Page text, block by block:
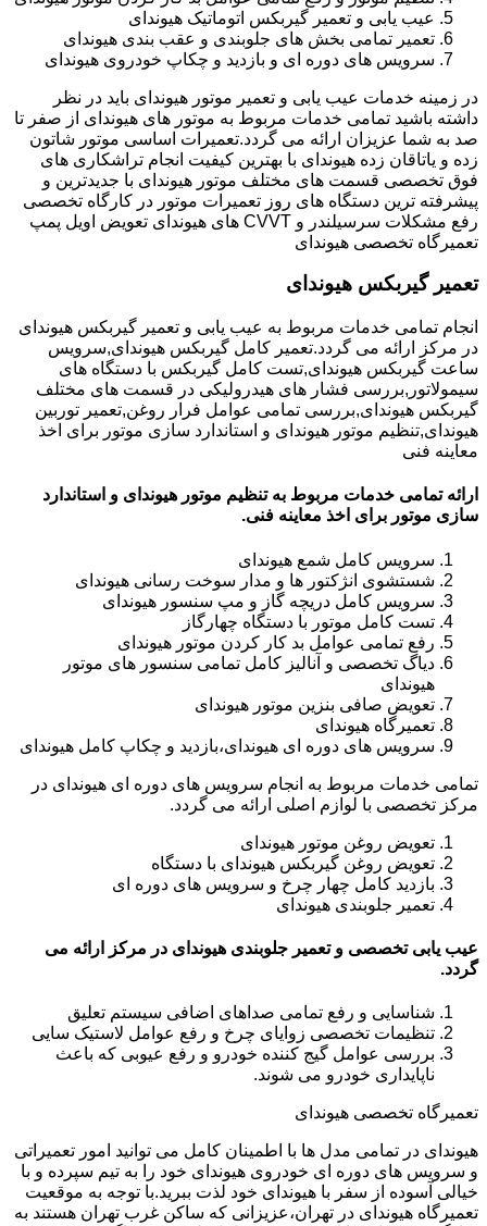
عیب یابی و تعمیر گیربکس اتوماتیک هیوندای
تعمیر تمامی بخش های جلوبندی و عقب بندی هیوندای
سرویس های دوره ای و بازدید و چکاپ خودروی هیوندای
در زمینه خدمات عیب یابی و تعمیر موتور هیوندای باید در نظر
داشته باشید تمامی خدمات مربوط به موتور های هیوندای از صفر تا
صد به شما عزیزان ارائه می گردد.تعمیرات اساسی موتور شاتون
زده و یاتاقان زده هیوندای با بهترین کیفیت انجام تراشکاری های
فوق تخصصی قسمت های مختلف موتور هیوندای با جدیدترین و
پیشرفته ترین دستگاه های روز تعمیرات موتور در کارگاه تخصصی
رفع مشکلات سرسیلندر و CVVT های هیوندای تعویض اویل پمپ
تعمیرگاه تخصصی هیوندای
تعمیر گیربکس هیوندای
انجام تمامی خدمات مربوط به عیب یابی و تعمیر گیربکس هیوندای
در مرکز ارائه می گردد.تعمیر کامل گیربکس هیوندای,سرویس
ساعت گیربکس هیوندای,تست کامل گیربکس با دستگاه های
سیمولاتور,بررسی فشار های هیدرولیکی در قسمت های مختلف
گیربکس هیوندای,بررسی تمامی عوامل فرار روغن,تعمیر توربین
هیوندای,تنظیم موتور هیوندای و استاندارد سازی موتور برای اخذ
معاینه فنی
ارائه تمامی خدمات مربوط به تنظیم موتور هیوندای و استاندارد
سازی موتور برای اخذ معاینه فنی.
سرویس کامل شمع هیوندای
شستشوی انژکتور ها و مدار سوخت رسانی هیوندای
سرویس کامل دریچه گاز و مپ سنسور هیوندای
تست کامل موتور با دستگاه چهارگاز
رفع تمامی عوامل بد کار کردن موتور هیوندای
دیاگ تخصصی و آنالیز کامل تمامی سنسور های موتور
هیوندای
تعویض صافی بنزین موتور هیوندای
تعمیرگاه هیوندای
سرویس های دوره ای هیوندای،بازدید و چکاپ کامل هیوندای
تمامی خدمات مربوط به انجام سرویس های دوره ای هیوندای در
مرکز تخصصی با لوازم اصلی ارائه می گردد.
تعویض روغن موتور هیوندای
تعویض روغن گیربکس هیوندای با دستگاه
بازدید کامل چهار چرخ و سرویس های دوره ای
تعمیر جلوبندی هیوندای
عیب یابی تخصصی و تعمیر جلوبندی هیوندای در مرکز ارائه می
گردد.
شناسایی و رفع تمامی صداهای اضافی سیستم تعلیق
تنظیمات تخصصی زوایای چرخ و رفع عوامل لاستیک سایی
بررسی عوامل گیج کننده خودرو و رفع عیوبی که باعث
ناپایداری خودرو می شوند.
تعمیرگاه تخصصی هیوندای
هیوندای در تمامی مدل ها با اطمینان کامل می توانید امور تعمیراتی
و سرویس های دوره ای خودروی هیوندای خود را به تیم سپرده و با
خیالی آسوده از سفر با هیوندای خود لذت ببرید.با توجه به موقعیت
تعمیرگاه هیوندای در تهران،عزیزانی که ساکن غرب تهران هستند به